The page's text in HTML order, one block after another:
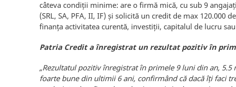
câteva condiții minime: are o firmă mică, cu sub 9
(SRL, SA, PFA, II, IF) și solicită un credit de max 120.000
finanța activitatea curentă, investiții, capitalul de lucru
Patria Credit a înregistrat un rezultat pozitiv în
„Rezultatul pozitiv înregistrat în primele 9 luni din an,
foarte bune din ultimii 6 ani, confirmând că dacă îți faci